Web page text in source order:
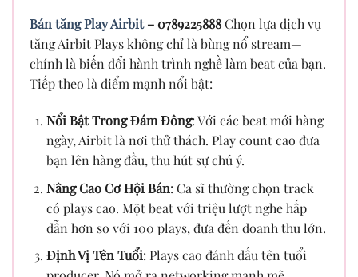
Bán tăng Play Airbit– 0789225888Chọn lựa dịch vụ
tăng Airbit Plays không chỉ là bùng nổ stream—
chính là biến đổi hành trình nghề làm beat của bạn.
Tiếp theo là điểm mạnh nổi bật:
Nổi Bật Trong Đám Đông: Với các beat mới hàng
ngày, Airbit là nơi thử thách. Play count cao đưa
bạn lên hàng đầu, thu hút sự chú ý.
Nâng Cao Cơ Hội Bán: Ca sĩ thường chọn track
có plays cao. Một beat với triệu lượt nghe hấp
dẫn hơn so với 100 plays, đưa đến doanh thu lớn.
Định Vị Tên Tuổi: Plays cao đánh dấu tên tuổi